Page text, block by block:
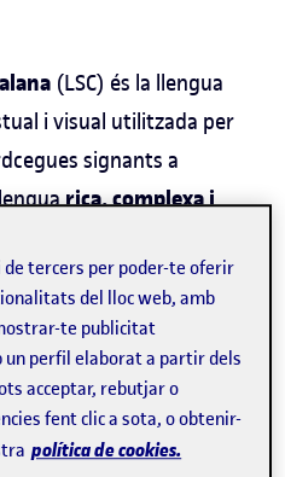
(LSC) és la llengua
i visual utilitzada per
signants a
rica, complexa i
accessible i inclusiva, i
en una identitat
oficial per llei,
de signes catalana
en l'àmbit
de tercers per poder-te oferir
del lloc web, amb
te publicitat
perfil elaborat a partir dels
acceptar, rebutjar o
fent clic a sota, o obtenir-
política de cookies.